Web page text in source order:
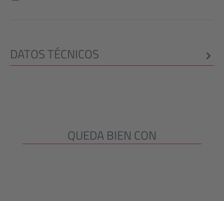
DATOS TÉCNICOS
Omitir la galería de productos
QUEDA BIEN CON